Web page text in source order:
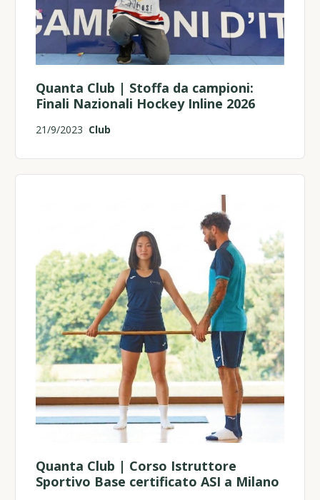
Quanta Club | Stoffa da campioni:
Finali Nazionali Hockey Inline 2026
21/9/2023 Club
Quanta Club | Corso Istruttore
Sportivo Base certificato ASI a Milano